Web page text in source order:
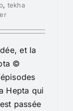
, tekha
et la
©
Hepta qui
passée